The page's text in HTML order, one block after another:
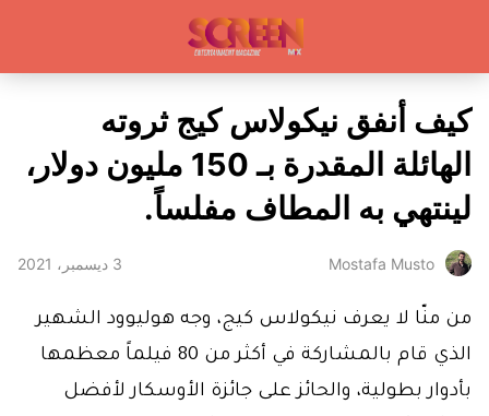
كيف أنفق نيكولاس كيج ثروته
الهائلة المقدرة بـ 150 مليون دولار،
لينتهي به المطاف مفلساً.
Mostafa Musto 3 ديسمبر، 2021
من منّا لا يعرف نيكولاس كيج، وجه هوليوود الشهير
الذي قام بالمشاركة في أكثر من 80 فيلماً معظمها
بأدوار بطولية، والحائز على جائزة الأوسكار لأفضل